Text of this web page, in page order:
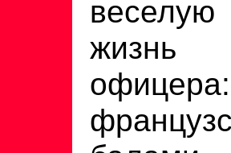
жизнь